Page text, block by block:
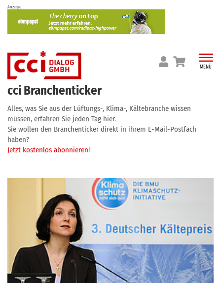
Skip
content
Anzeige
MENÜ
cci Branchenticker
Alles, was Sie aus der Lüftungs-, Klima-, Kältebranche wissen
müssen, erfahren Sie jeden Tag hier.
Sie wollen den Branchenticker direkt in ihrem E-Mail-Postfach
haben?
Jetzt kostenlos abonnieren!